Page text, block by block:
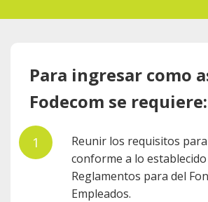
Para ingresar como
Fodecom se requiere:
Reunir los requisitos
conforme a lo
Reglamentos para del
Empleados.